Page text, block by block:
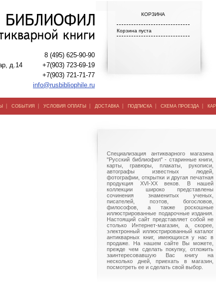
д.14
8 (495) 625-90-90
+7(903) 723-69-19
+7(903) 721-71-77
info@rusbibliophile.ru
КОРЗИНА
Корзина пуста
| СОБЫТИЯ | УСЛОВИЯ ОПЛАТЫ | ДОСТАВКА | ПОДПИСКА | СХЕМА ПРОЕЗДА |
Специализация антикварного магазина
"Русский библиофил" - старинные книги,
карты, гравюры, плакаты, рукописи,
автографы известных людей,
фотографии, открытки и другая печатная
продукция XVI-XX веков. В нашей
коллекции широко представлены
сочинения знаменитых ученых,
писателей, поэтов, богословов,
философов, а также роскошные
иллюстрированные подарочные издания.
Настоящий сайт представляет собой не
столько Интернет-магазин, а, скорее,
электронный иллюстрированный каталог
антикварных книг, имеющихся у нас в
продаже. На нашем сайте Вы можете,
прежде чем сделать покупку, отложить
заинтересовавшую Вас книгу на
несколько дней, приехать в магазин,
посмотреть ее и сделать свой выбор.